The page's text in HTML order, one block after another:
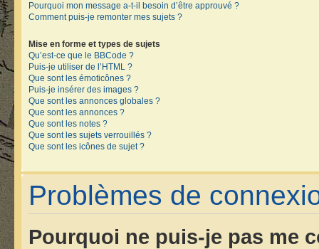
Pourquoi mon message a-t-il besoin d’être approuvé ?
Comment puis-je remonter mes sujets ?
Mise en forme et types de sujets
Qu’est-ce que le BBCode ?
Puis-je utiliser de l’HTML ?
Que sont les émoticônes ?
Puis-je insérer des images ?
Que sont les annonces globales ?
Que sont les annonces ?
Que sont les notes ?
Que sont les sujets verrouillés ?
Que sont les icônes de sujet ?
Problèmes de
Pourquoi ne puis-je pas me